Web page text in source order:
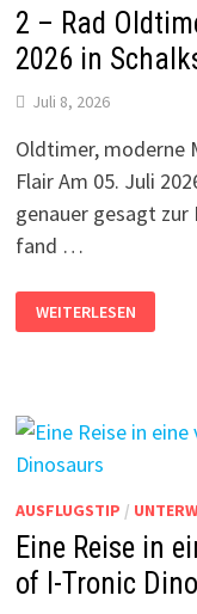
2 – Rad
2026 in
Juli 8, 2026
Oldtimer, moderne
Flair Am 05. Juli
genauer gesagt
fand …
–
RAD
FESTA
2026
SCHALKSMÜHLE
WEITERLESEN
AUSFLUGSTIP /
Eine Reise in
of I-Tronic